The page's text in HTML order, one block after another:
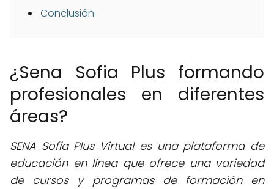
Conclusión
¿Sena Sofia Plus formando
profesionales en diferentes
áreas?
SENA Sofía Plus Virtual es una plataforma de
educación en línea que ofrece una variedad
de cursos y programas de formación en